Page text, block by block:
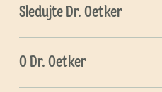
Sledujte Dr. Oetker
O Dr. Oetker